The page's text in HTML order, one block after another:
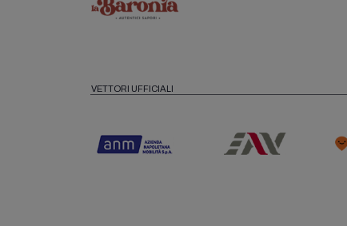
VETTORI UFFICIALI